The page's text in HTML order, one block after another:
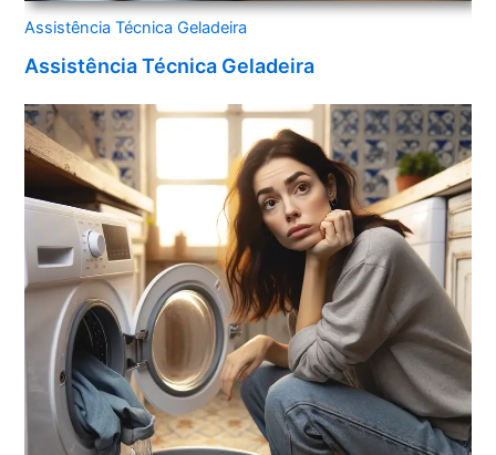
Assistência Técnica Geladeira
Assistência Técnica Geladeira